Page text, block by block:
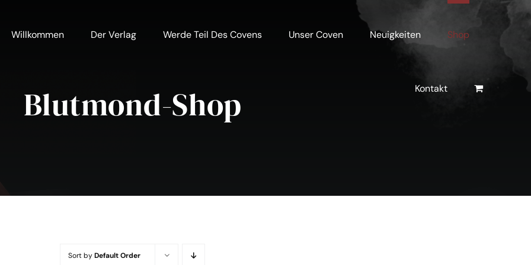
Willkommen Der Verlag Werde Teil Des Covens Unser Coven Neuigkeiten Shop
Kontakt
Blutmond-Shop
Sort byDefault Order